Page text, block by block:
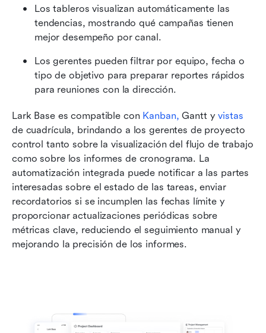
Los tableros visualizan automáticamente las
tendencias, mostrando qué campañas tienen
mejor desempeño por canal.
Los gerentes pueden filtrar por equipo, fecha o
tipo de objetivo para preparar reportes rápidos
para reuniones con la dirección.
Lark Base es compatible con Kanban, Gantt y vistas
de cuadrícula, brindando a los gerentes de proyecto
control tanto sobre la visualización del flujo de trabajo
como sobre los informes de cronograma. La
automatización integrada puede notificar a las partes
interesadas sobre el estado de las tareas, enviar
recordatorios si se incumplen las fechas límite y
proporcionar actualizaciones periódicas sobre
métricas clave, reduciendo el seguimiento manual y
mejorando la precisión de los informes.